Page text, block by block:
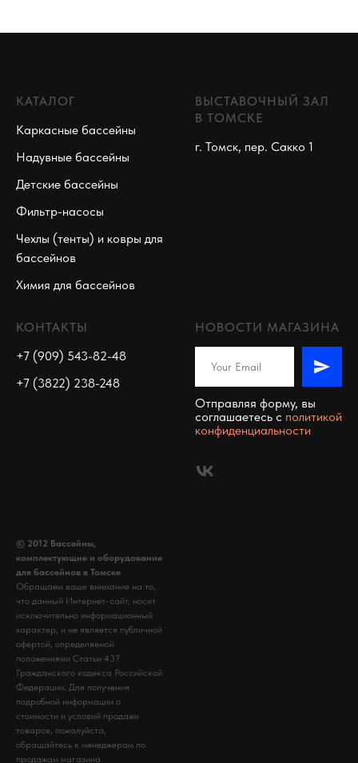
КАТАЛОГ
Каркасные бассейны
Надувные бассейны
Детские бассейны
Фильтр-насосы
Чехлы (тенты) и ковры для
бассейнов
Химия для бассейнов
ВЫСТАВОЧНЫЙ ЗАЛ
В ТОМСКЕ
г. Томск, пер. Сакко 1
КОНТАКТЫ
+7 (909) 543-82-48
+7 (3822) 238-248
НОВОСТИ МАГАЗИНА
Отправляя форму, вы
соглашаетесь c политикой
конфиденциальности
© 2012 Бассейны,
комплектующие и оборудование
для бассейнов в Томске
Обращаем ваше внимание на то,
что данный Интернет-сайт, носит
исключительно информационный
характер, и не является публичной
офертой, определяемой
положениями Статьи 437
Гражданского кодекса Российской
Федерации. Для получения
подробной информации о
стоимости и условий продажи
товаров, пожалуйста,
обращайтесь к менеджерам по
продажам магазина